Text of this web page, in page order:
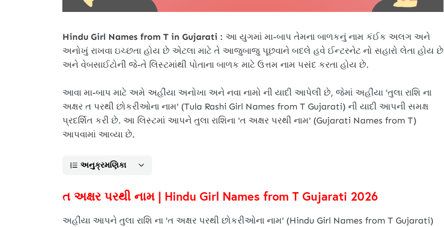
Hindu Girl Names from T in Gujarati : આ યુગમાં મા-બાપ તેમના બાળકનું નામ કંઈક અલગ અને
અનોખું રાખવા ઇચ્છતા હોય છે એટલા માટે તે આજુબાજુ પૂછવાને બદલે હવે ઈન્ટરનેટ નો સહારો લેતા હોય છે
અને વેબસાઈટોની જે-તે લિસ્ટમાંથી પોતાના બાળક માટે ઉત્તમ નામ પસંદ કરતા હોય છે.
આવા મા-બાપ માટે અમે અહીંયા અનોખા અને નવા નામો ની યાદી આપેલી છે, જેમાં અહીંયા 'તુલા રાશિ ના
અક્ષર ત પરથી છોકરીઓના નામ' (Tula Rashi Girl Names from T Gujarati) ની યાદી આપની સમક્ષ
પ્રદર્શિત કરી છે. આ લિસ્ટમાં આપને તુલા રાશિના 'ત અક્ષર પરથી નામ' (Gujarati Names from T)
આપવામાં આવ્યા છે.
અનુક્રમણિકા
ત અક્ષર પરથી નામ | Hindu Girl Names from T Gujarati 2026
અહીંયા આપને તુલા રાશિ ના 'ત અક્ષર પરથી છોકરીઓના નામ' (Hindu Girl Names from T Gujarati)